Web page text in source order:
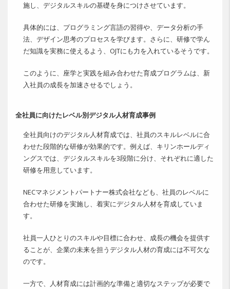
施し、デジタルスキルの基礎を身につけさせています。
具体的には、プログラミング言語の習得や、データ分析の手
法、デザイン思考のプロセスを学びます。さらに、研修で学ん
だ知識を実務に使えるよう、OJTにも力を入れているそうです。
このように、座学と実践を組み合わせた育成プログラムは、新
入社員の成長を加速させるでしょう。
全社員に向けたレベル別デジタル人材育成事例
全社員向けのデジタル人材育成では、社員のスキルレベルに合
わせた段階的な研修が効果的です。例えば、キリンホールディ
ングスでは、デジタルスキルを3段階に分け、それぞれに適した
研修を用意しています。
NECマネジメントパートナー株式会社なども、社員のレベルに
合わせた研修を実施し、着実にデジタル人材を育成していま
す。
社員一人ひとりのスキルや目標に合わせ、成長の機会を提供す
ることが、企業の未来を担うデジタル人材の育成には不可欠な
のです。
一方で、人材育成には計画的な準備と適切なステップが必要で